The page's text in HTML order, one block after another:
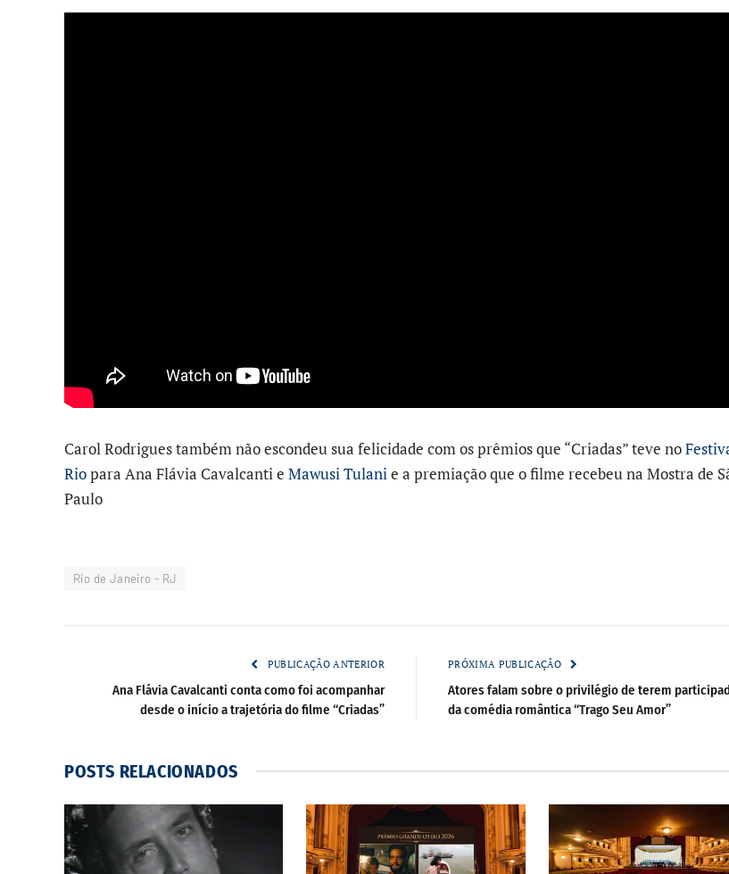
Carol Rodrigues também não escondeu sua felicidade com os prêmios que “Criadas” teve no
Riopara Ana Flávia Cavalcanti e Mawusi Tulani e a premiação que o filme recebeu na Mostra de
Paulo
Rio de Janeiro - RJ
PUBLICAÇÃO ANTERIOR
Ana Flávia Cavalcanti conta como foi acompanhar
desde o início a trajetória do filme “Criadas”
PRÓXIMA PUBLICAÇÃO
Atores falam sobre o privilégio de terem
da comédia romântica “Trago Seu Amor”
POSTS RELACIONADOS